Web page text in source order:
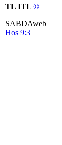
TL ITL ©
SABDAweb
Hos 9:3